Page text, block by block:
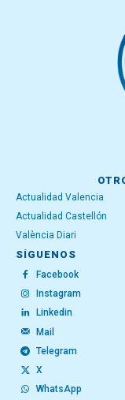
Actualidad Valencia
Actualidad Castellón
València Diari
SÍGUENOS
Facebook
Instagram
Linkedin
Mail
Telegram
X
WhatsApp